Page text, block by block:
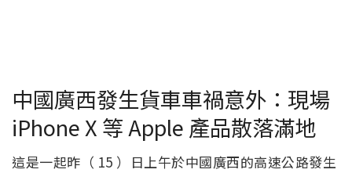
中國廣西發生貨車車禍意外：現場
iPhone X 等 Apple 產品散落滿地
這是一起昨（ 15 ）日上午於中國廣西的高速公路發生